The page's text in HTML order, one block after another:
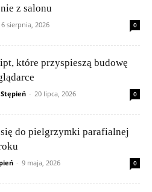
z salonu
6 sierpnia, 2026 0
które przyspieszą budowę
- 20 lipca, 2026 0
do pielgrzymki parafialnej
- 9 maja, 2026 0